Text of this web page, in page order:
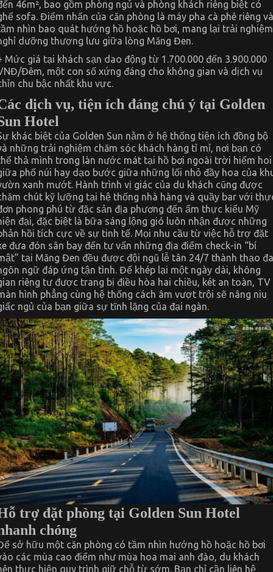
46m², bao gồm phòng ngủ và phòng khách riêng biệt có
sofa. Điểm nhấn của căn phòng là máy pha cà phê riêng và
nhìn bao quát hướng hồ hoặc hồ bơi, mang lại trải nghiệm
dưỡng thượng lưu giữa lòng Măng Đen.
Mức giá tại khách sạn dao động từ 1.700.000 đến 3.900.000
Đêm, một con số xứng đáng cho không gian và dịch vụ
chu bậc nhất khu vực.
dịch vụ, tiện ích đáng chú ý tại Golden
Hotel
khác biệt của Golden Sun nằm ở hệ thống tiện ích đồng bộ
những trải nghiệm chăm sóc khách hàng tỉ mỉ, nơi bạn có
thả mình trong làn nước mát tại hồ bơi ngoài trời hiếm hoi
phố núi hay dạo bước giữa những lối nhỏ đầy hoa của
xanh mướt. Hành trình vị giác của du khách cũng được
chút kỹ lưỡng tại hệ thống nhà hàng và quầy bar với
phong phú từ đặc sản địa phương đến ẩm thực kiểu Mỹ
đại, đặc biệt là bữa sáng lộng gió luôn nhận được những
hồi tích cực về sự tinh tế. Mọi nhu cầu từ việc hỗ trợ đặt
đưa đón sân bay đến tư vấn những địa điểm check-in “bí
tại Măng Đen đều được đội ngũ lễ tân 24/7 thành thạo đa
ngữ đáp ứng tận tình. Để khép lại một ngày dài, không
riêng tư được trang bị điều hòa hai chiều, két an toàn, TV
hình phẳng cùng hệ thống cách âm vượt trội sẽ nâng niu
ngủ của bạn giữa sự tĩnh lặng của đại ngàn.
trợ đặt phòng tại Golden Sun Hotel
chóng
sở hữu một căn phòng có tầm nhìn hướng hồ hoặc hồ bơi
các mùa cao điểm như mùa hoa mai anh đào, du khách
thực hiện quy trình giữ chỗ từ sớm. Bạn chỉ cần liên hệ